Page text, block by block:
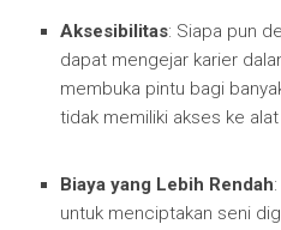
Aksesibilitas: Siapa pun
dapat mengejar karier
membuka pintu bagi
tidak memiliki akses ke
Biaya yang Lebih Rendah
untuk menciptakan seni